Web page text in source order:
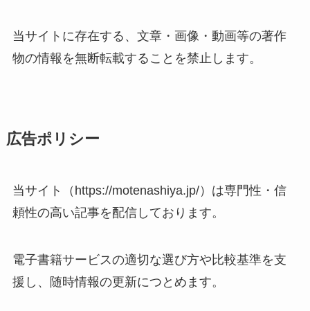
当サイトに存在する、文章・画像・動画等の著作
物の情報を無断転載することを禁止します。
広告ポリシー
当サイト（https://motenashiya.jp/）は専門性・信
頼性の高い記事を配信しております。
電子書籍サービスの適切な選び方や比較基準を支
援し、随時情報の更新につとめます。